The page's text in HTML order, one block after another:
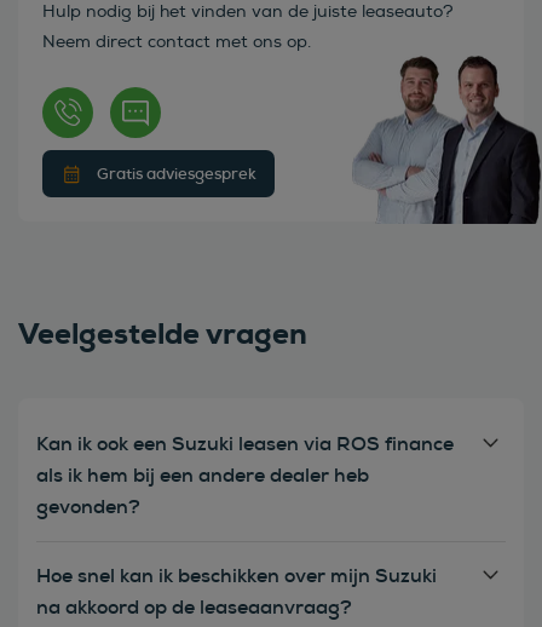
Hulp nodig bij het vinden van de juiste leaseauto?
Neem direct contact met ons op.
Gratis adviesgesprek
Veelgestelde vragen
Kan ik ook een Suzuki leasen via ROS finance
als ik hem bij een andere dealer heb
gevonden?
Hoe snel kan ik beschikken over mijn Suzuki
na akkoord op de leaseaanvraag?